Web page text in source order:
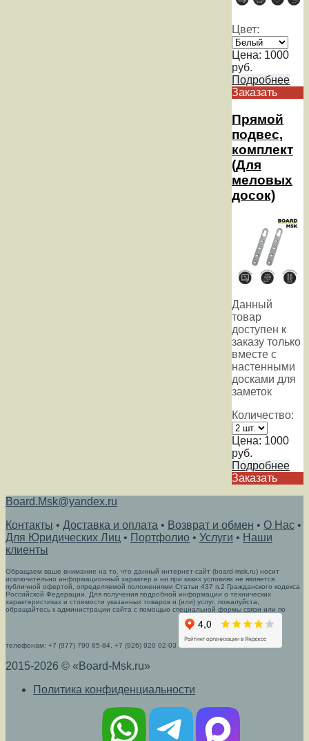
Цвет:
Цена: 1000
руб.
Подробнее
Заказать
Прямой
подвес,
комплект
(Для
меловых
досок)
Данный
товар
доступен к
заказу только
вместе с
настенными
досками для
заметок
Количество:
Цена: 1000
руб.
Подробнее
Заказать
Board.Msk@yandex.ru
Контакты • Доставка и оплата • Возврат и обмен • О Нас •
Для Юридических Лиц • Портфолио • Услуги • Наши
клиенты
Обращаем ваше внимание на то, что данный интернет-сайт (board-msk.ru) носит
исключительно информационный характер и ни при каких условиях не является
публичной офертой, определяемой положениями Статьи 437 п.2 Гражданского кодекса
Российской Федерации. Для получения подробной информации о технических
характеристиках и стоимости указанных товаров и (или) услуг, пожалуйста,
обращайтесь к администрации сайта с помощью специальной формы связи или по
телефонам: +7 (977) 790 85-84, +7 (926) 920 02-03
2015-2026 © «Board-Msk.ru»
Политика конфиденциальности